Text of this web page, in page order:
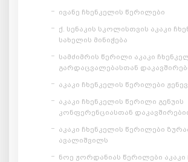
ივანე ჩხენკელის წერილები
ქ. სენაკის სკოლისთვის აკაკი
სახელის მინიჭება
სამძიმრის წერილი აკაკი
გარდაცვალებასთან
აკაკი ჩხენკელის წერილები
აკაკი ჩხენკელის წერილი გენუის
კონფერენციასთან
აკაკი ჩხენკელის წერილები
ავალიშვილს
ნოე ჟორდანიას წერილები აკაკი